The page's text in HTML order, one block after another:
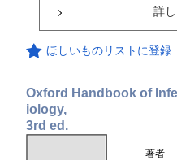
詳
ほしいものリストに登録
Oxford Handbook of
iology,
3rd ed.
著者